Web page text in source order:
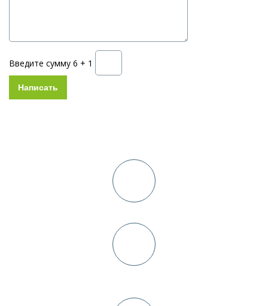
Введите сумму 6 + 1